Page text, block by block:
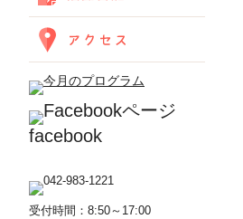
facebook
受付時間：8:50～17:00